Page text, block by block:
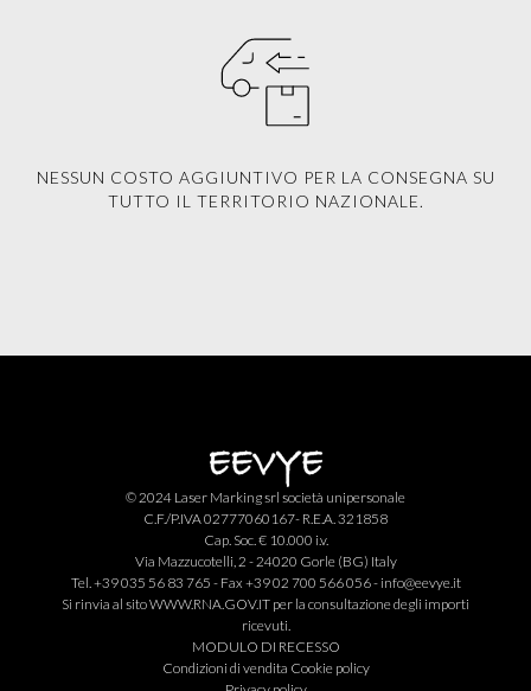
NESSUN COSTO AGGIUNTIVO PER LA CONSEGNA SU
TUTTO IL TERRITORIO NAZIONALE.
© 2024 Laser Marking srl società unipersonale
C.F./P.IVA 02777060167- R.E.A. 321858
Cap. Soc. € 10.000 i.v.
Via Mazzucotelli, 2 - 24020 Gorle (BG) Italy
Tel. +39 035 56 83 765 - Fax +39 02 700 566 056 - info@eevye.it
Si rinvia al sitoWWW.RNA.GOV.IT per la consultazione degli importi
ricevuti.
MODULO DI RECESSO
Condizioni di vendita Cookie policy